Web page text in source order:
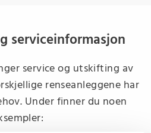
serviceinformasjon
service og utskifting av
renseanleggene har
Under finner du noen